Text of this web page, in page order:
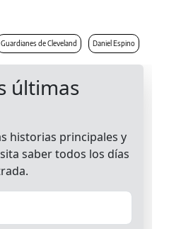
Guardianes de Cleveland Daniel Espino